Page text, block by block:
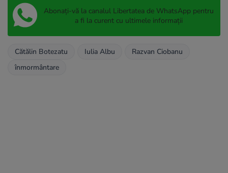
Abonați-vă la canalul Libertatea de WhatsApp pentru
a fi la curent cu ultimele informații
Cătălin Botezatu Iulia Albu
Razvan Ciobanu
înmormântare